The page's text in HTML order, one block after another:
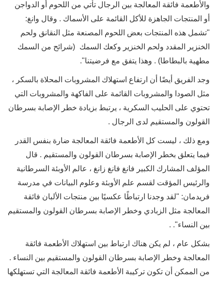
والأطعمة فائقة المعالجة بين الرجال تأتي من اللحوم أو الدواجن
أو المنتجات الجاهزة للأكل القائمة على الأسماك . وقال وانغ:
"تشمل هذه المنتجات بعض اللحوم المصنعة مثل النقانق ولحم
الخنزير المقدد ولحم الخنزير وكعك السمك (شرائح من السمك
مطهية بالبطاطا) . وهذا يتفق مع فرضيتنا".
وجد الفريق أيضًا أن ارتفاع استهلاك المشروبات المحلاة بالسكر ،
مثل الصودا والمشروبات القائمة على الفاكهة والمشروبات التي
تحتوي على الحليب السكرية ، يرتبط بزيادة خطر الإصابة بسرطان
القولون والمستقيم لدى الرجال .
ومع ذلك ، ليست كل الأطعمة فائقة المعالجة ضارة بنفس القدر
فيما يتعلق بخطر الإصابة بسرطان القولون والمستقيم . قال
المؤلف المشارك الكبير فانغ فانغ زانغ ، عالم الأوبئة السرطانية
والرئيس المؤقت لقسم علم الأوبئة وعلوم البيانات في مدرسة
فريدمان: "لقد وجدنا ارتباطًا عكسيًا بين منتجات الألبان فائقة
المعالجة مثل الزبادي وخطر الإصابة بسرطان القولون والمستقيم
بين النساء". .
بشكل عام ، لم يكن هناك ارتباط بين استهلاك الأطعمة فائقة
المعالجة وخطر الإصابة بسرطان القولون والمستقيم بين النساء .
من الممكن أن تكون تركيبة الأطعمة فائقة المعالجة التي تستهلكها